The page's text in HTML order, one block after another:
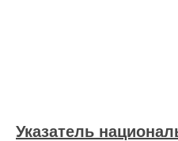
Указатель